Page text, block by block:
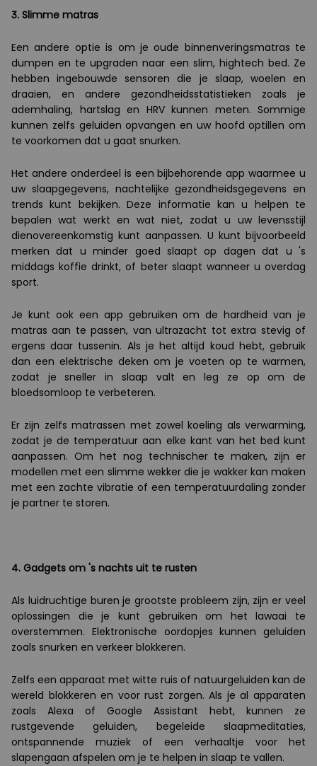
3. Slimme matras
Een andere optie is om je oude binnenveringsmatras te
dumpen en te upgraden naar een slim, hightech bed. Ze
hebben ingebouwde sensoren die je slaap, woelen en
draaien, en andere gezondheidsstatistieken zoals je
ademhaling, hartslag en HRV kunnen meten. Sommige
kunnen zelfs geluiden opvangen en uw hoofd optillen om
te voorkomen dat u gaat snurken.
Het andere onderdeel is een bijbehorende app waarmee u
uw slaapgegevens, nachtelijke gezondheidsgegevens en
trends kunt bekijken. Deze informatie kan u helpen te
bepalen wat werkt en wat niet, zodat u uw levensstijl
dienovereenkomstig kunt aanpassen. U kunt bijvoorbeeld
merken dat u minder goed slaapt op dagen dat u 's
middags koffie drinkt, of beter slaapt wanneer u overdag
sport.
Je kunt ook een app gebruiken om de hardheid van je
matras aan te passen, van ultrazacht tot extra stevig of
ergens daar tussenin. Als je het altijd koud hebt, gebruik
dan een elektrische deken om je voeten op te warmen,
zodat je sneller in slaap valt en leg ze op om de
bloedsomloop te verbeteren.
Er zijn zelfs matrassen met zowel koeling als verwarming,
zodat je de temperatuur aan elke kant van het bed kunt
aanpassen. Om het nog technischer te maken, zijn er
modellen met een slimme wekker die je wakker kan maken
met een zachte vibratie of een temperatuurdaling zonder
je partner te storen.
4. Gadgets om 's nachts uit te rusten
Als luidruchtige buren je grootste probleem zijn, zijn er veel
oplossingen die je kunt gebruiken om het lawaai te
overstemmen. Elektronische oordopjes kunnen geluiden
zoals snurken en verkeer blokkeren.
Zelfs een apparaat met witte ruis of natuurgeluiden kan de
wereld blokkeren en voor rust zorgen. Als je al apparaten
zoals Alexa of Google Assistant hebt, kunnen ze
rustgevende geluiden, begeleide slaapmeditaties,
ontspannende muziek of een verhaaltje voor het
slapengaan afspelen om je te helpen in slaap te vallen.